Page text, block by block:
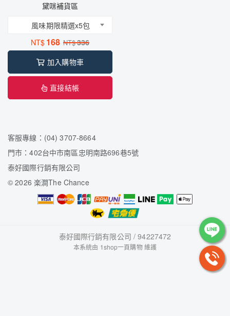
黛咪補貨區
風味期限精選x5包
NT$ 168 NT$336
加入購物車
直接結帳
客服專線：(04) 3707-8664
門市：402台中市南區忠明南路696巷5號
泰好國際行銷有限公司
© 2026 楽澗The Chance
泰好國際行銷有限公司 / 94227472
本系統由 1shop一頁購物維護